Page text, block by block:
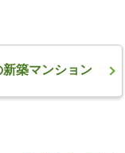
新築マンション